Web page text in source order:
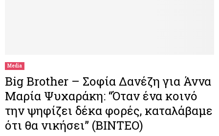
Media
Big Brother – Σοφία Δανέζη για Άννα
Μαρία Ψυχαράκη: “Όταν ένα κοινό
την ψηφίζει δέκα φορές, καταλάβαμε
ότι θα νικήσει” (ΒΙΝΤΕΟ)